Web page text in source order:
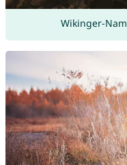
Wikinger-